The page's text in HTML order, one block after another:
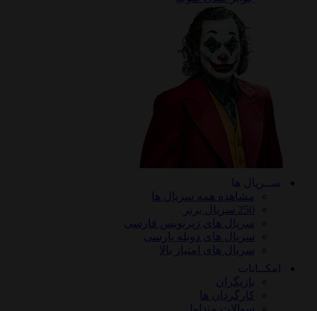
ها
مشاهده همه سریال ها
سریال های زیرنویس فارسی
سریال های دوبله پارسی
سریال های امتیاز بالا
کارگردان ها
سوالات متداول